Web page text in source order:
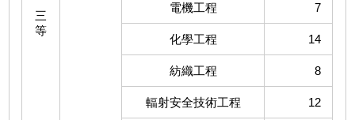
三
等
電機工程 7
化學工程 14
紡織工程 8
輻射安全技術工程 12